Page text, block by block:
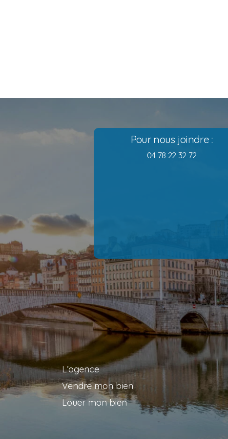
Pour nous joindre :
04 78 22 32 72
L’agence
Vendre mon bien
Louer mon bien